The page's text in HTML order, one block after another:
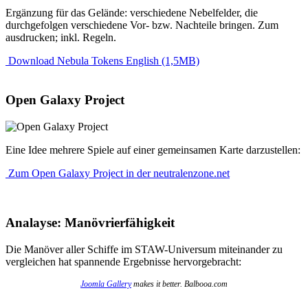
Ergänzung für das Gelände: verschiedene Nebelfelder, die
durchgefolgen verschiedene Vor- bzw. Nachteile bringen. Zum
ausdrucken; inkl. Regeln.
Download Nebula Tokens English (1,5MB)
Open Galaxy Project
Eine Idee mehrere Spiele auf einer gemeinsamen Karte darzustellen:
Zum Open Galaxy Project in der neutralenzone.net
Analayse: Manövrierfähigkeit
Die Manöver aller Schiffe im STAW-Universum miteinander zu
vergleichen hat spannende Ergebnisse hervorgebracht:
Joomla Gallerymakes it better. Balbooa.com